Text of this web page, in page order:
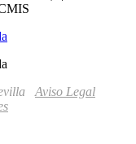
Aviso Legal